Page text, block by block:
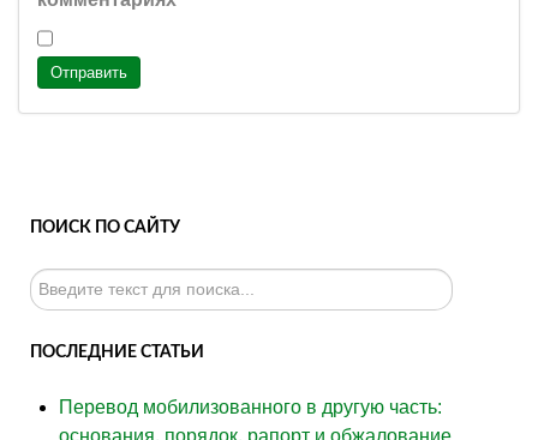
Отправить
ПОИСК ПО САЙТУ
Искать...
ПОСЛЕДНИЕ СТАТЬИ
Перевод мобилизованного в другую часть:
основания, порядок, рапорт и обжалование